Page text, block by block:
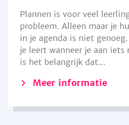
Plannen is voor veel
probleem. Alleen maar je
in je agenda is niet
je leert wanneer je aan iets
is het belangrijk dat...
Meer informatie